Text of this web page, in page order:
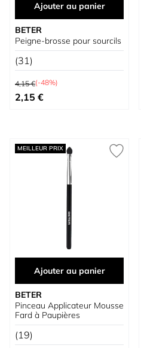
Ajouter au panier
BETER
Peigne-brosse pour sourcils
(31)
Prix normal
4,15 €(-48%)
Prix spécial
2,15 €
MEILLEUR PRIX
Ajouter au panier
BETER
Pinceau Applicateur Mousse
Fard à Paupières
(19)